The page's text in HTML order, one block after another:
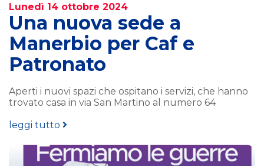
Lunedì 14 ottobre 2024
Una nuova sede a
Manerbio per Caf e
Patronato
Aperti i nuovi spazi che ospitano i servizi, che hanno
trovato casa in via San Martino al numero 64
leggi tutto